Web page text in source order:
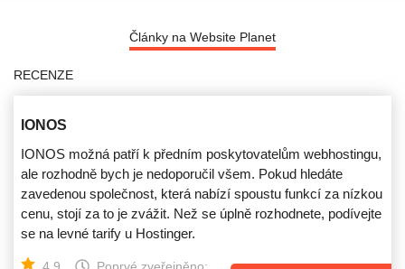
Články na Website Planet
RECENZE
IONOS
IONOS možná patří k předním poskytovatelům webhostingu,
ale rozhodně bych je nedoporučil všem. Pokud hledáte
zavedenou společnost, která nabízí spoustu funkcí za nízkou
cenu, stojí za to je zvážit. Než se úplně rozhodnete, podívejte
se na levné tarify u Hostinger.